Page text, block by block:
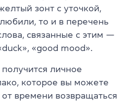
зонт с уточкой,
то и в перечень
связанные с этим —
«good mood».
личное
которое вы можете
времени возвращаться